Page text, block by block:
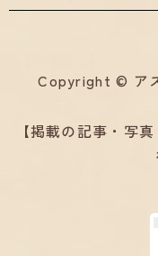
Copyright © ア
【掲載の記事・写